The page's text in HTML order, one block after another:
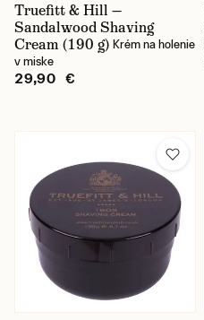
Truefitt & Hill —
Sandalwood Shaving
Cream (190 g) Krém na holenie
v miske
29,90 €